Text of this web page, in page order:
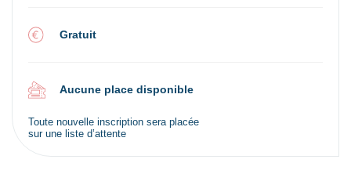
Gratuit
Aucune place disponible
Toute nouvelle inscription sera placée
sur une liste d’attente